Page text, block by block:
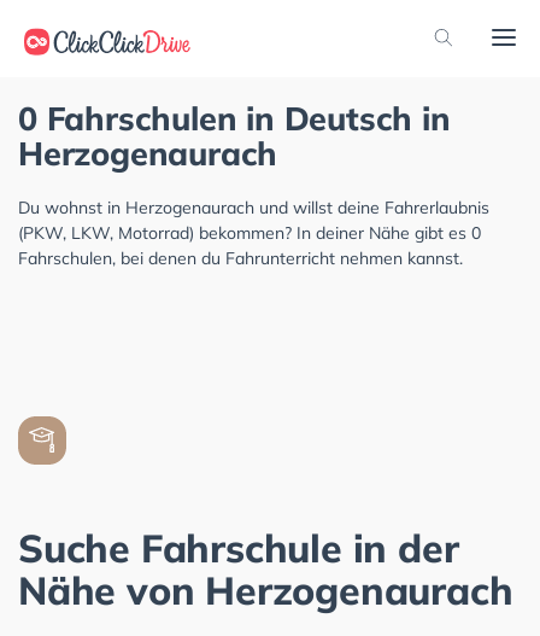
0 Fahrschulen in Deutsch in
Herzogenaurach
Du wohnst in Herzogenaurach und willst deine Fahrerlaubnis
(PKW, LKW, Motorrad) bekommen? In deiner Nähe gibt es 0
Fahrschulen, bei denen du Fahrunterricht nehmen kannst.
Suche Fahrschule in der
Nähe von Herzogenaurach